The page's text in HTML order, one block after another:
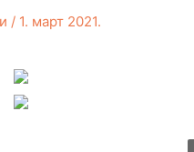
/ 1. март 2021.